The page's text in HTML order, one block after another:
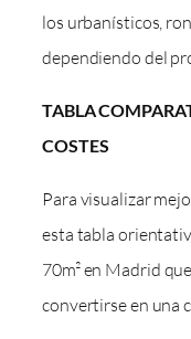
los urbanísticos,
dependiendo del
TABLA
COSTES
Para visualizar
esta tabla
70m² en Madrid
convertirse en una